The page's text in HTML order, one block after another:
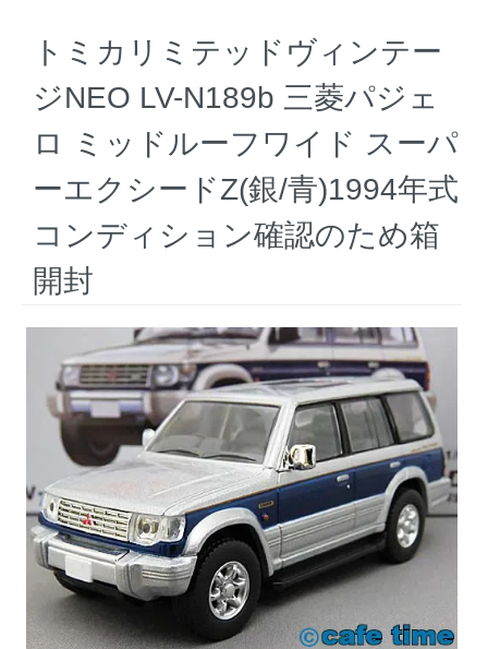
トミカリミテッドヴィンテー
ジNEO LV-N189b 三菱パジェ
ロ ミッドルーフワイド スーパ
ーエクシードZ(銀/青)1994年式
コンディション確認のため箱
開封